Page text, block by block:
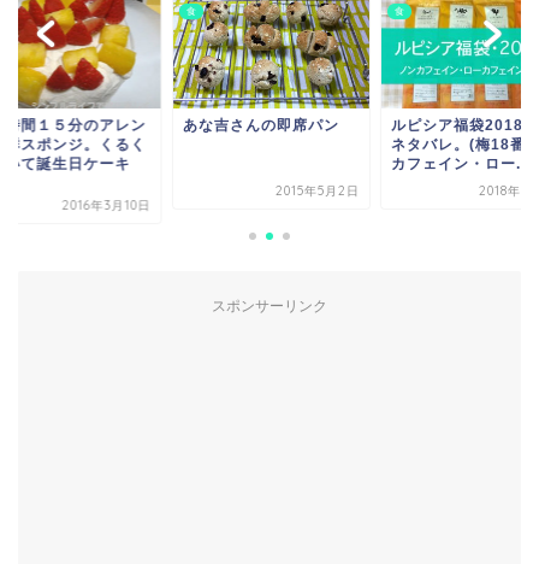
吉さんの即席パン
食
ルピシア福袋2018夏、
2018年6月16日
食
焼き時間１５分のア
ジ抜群スポンジ。く
る巻いて誕生日ケー
スポンサーリンク